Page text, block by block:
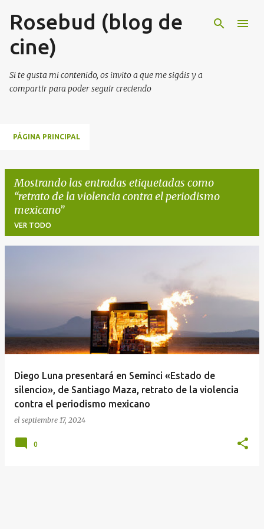
Ir al contenido principal
Rosebud (blog de
cine)
Si te gusta mi contenido, os invito a que me sigáis y a
compartir para poder seguir creciendo
PÁGINA PRINCIPAL
Mostrando las entradas etiquetadas como
retrato de la violencia contra el periodismo
mexicano
VER TODO
r
a
d
Diego Luna presentará en Seminci «Estado de
silencio», de Santiago Maza, retrato de la violencia
contra el periodismo mexicano
el septiembre 17, 2024
0